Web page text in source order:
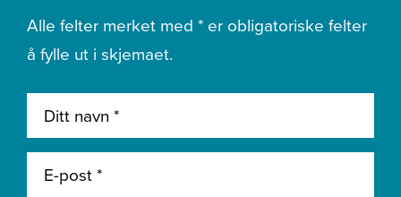
Alle felter merket med * er obligatoriske felter
å fylle ut i skjemaet.